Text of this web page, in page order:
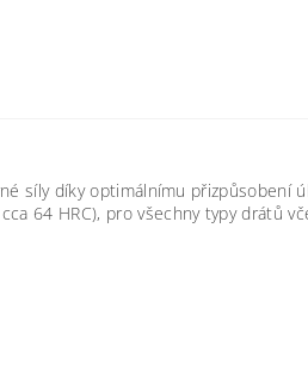
síly díky optimálnímu přizpůsobení
64 HRC), pro všechny typy drátů